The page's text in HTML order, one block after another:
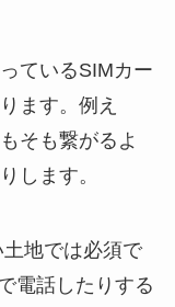
ているSIMカー
ます。例え
そも繋がるよ
します。
地では必須で
電話したりする